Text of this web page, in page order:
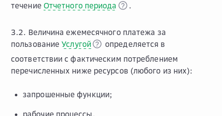
течение Отчетного периода .
3.2. Величина ежемесячного платежа за
пользованиеУслугой
определяется в
соответствии с фактическим потреблением
перечисленных ниже ресурсов (любого из них):
запрошенные функции;
рабочие процессы.